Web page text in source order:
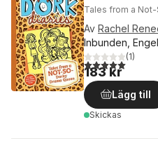
Tales from a
Av Rachel
Inbunden,
5,0utav 5(1)
183 kr
Lägg till
Skickas